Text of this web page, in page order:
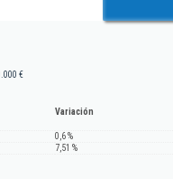
€
Variación
0,6 %
7,51 %